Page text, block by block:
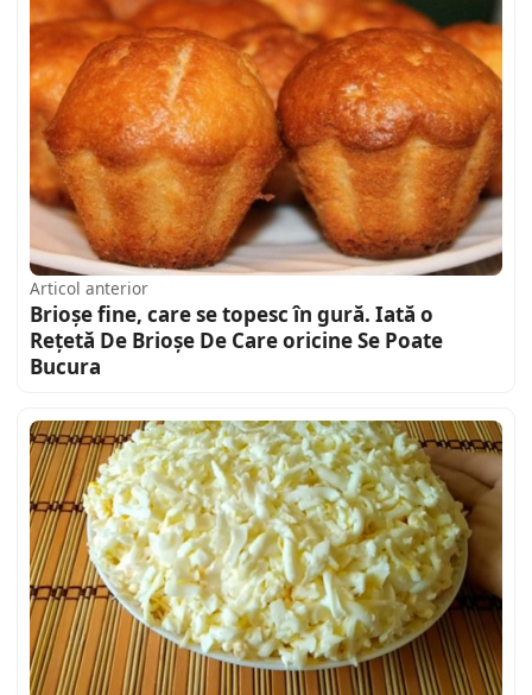
Articol anterior
Brioșe fine, care se topesc în gură. Iată o
Rețetă De Brioșe De Care oricine Se Poate
Bucura